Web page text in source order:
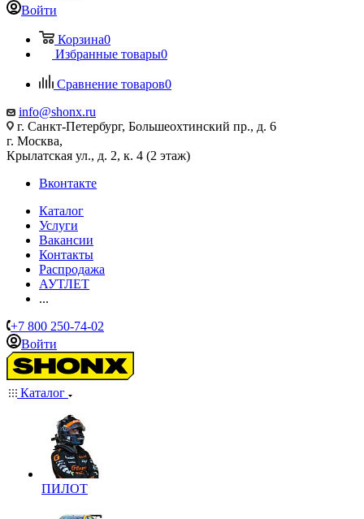
Войти
Корзина0
Избранные товары0
Сравнение товаров0
info@shonx.ru
г. Санкт-Петербург, Большеохтинский пр., д. 6
г. Москва,
Крылатская ул., д. 2, к. 4 (2 этаж)
Вконтакте
Каталог
Услуги
Вакансии
Контакты
Распродажа
АУТЛЕТ
...
+7 800 250-74-02
Войти
Каталог
ПИЛОТ